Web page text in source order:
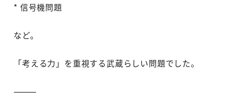
* 信号機問題
など。
「考える力」を重視する武蔵らしい問題でした。
⸻